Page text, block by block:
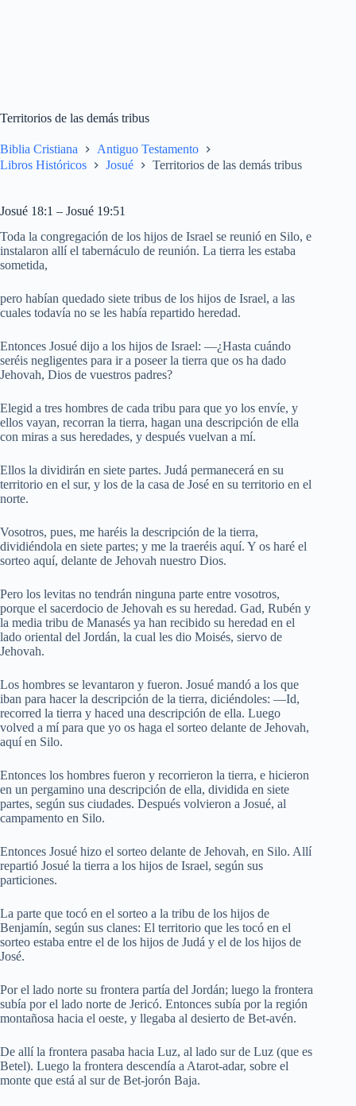
Territorios de las demás tribus
Biblia Cristiana
Antiguo Testamento
Libros Históricos
Josué Territorios de las demás tribus
Josué 18:1 – Josué 19:51
Toda la congregación de los hijos de Israel se reunió en Silo, e
instalaron allí el tabernáculo de reunión. La tierra les estaba
sometida,
pero habían quedado siete tribus de los hijos de Israel, a las
cuales todavía no se les había repartido heredad.
Entonces Josué dijo a los hijos de Israel: —¿Hasta cuándo
seréis negligentes para ir a poseer la tierra que os ha dado
Jehovah, Dios de vuestros padres?
Elegid a tres hombres de cada tribu para que yo los envíe, y
ellos vayan, recorran la tierra, hagan una descripción de ella
con miras a sus heredades, y después vuelvan a mí.
Ellos la dividirán en siete partes. Judá permanecerá en su
territorio en el sur, y los de la casa de José en su territorio en el
norte.
Vosotros, pues, me haréis la descripción de la tierra,
dividiéndola en siete partes; y me la traeréis aquí. Y os haré el
sorteo aquí, delante de Jehovah nuestro Dios.
Pero los levitas no tendrán ninguna parte entre vosotros,
porque el sacerdocio de Jehovah es su heredad. Gad, Rubén y
la media tribu de Manasés ya han recibido su heredad en el
lado oriental del Jordán, la cual les dio Moisés, siervo de
Jehovah.
Los hombres se levantaron y fueron. Josué mandó a los que
iban para hacer la descripción de la tierra, diciéndoles: —Id,
recorred la tierra y haced una descripción de ella. Luego
volved a mí para que yo os haga el sorteo delante de Jehovah,
aquí en Silo.
Entonces los hombres fueron y recorrieron la tierra, e hicieron
en un pergamino una descripción de ella, dividida en siete
partes, según sus ciudades. Después volvieron a Josué, al
campamento en Silo.
Entonces Josué hizo el sorteo delante de Jehovah, en Silo. Allí
repartió Josué la tierra a los hijos de Israel, según sus
particiones.
La parte que tocó en el sorteo a la tribu de los hijos de
Benjamín, según sus clanes: El territorio que les tocó en el
sorteo estaba entre el de los hijos de Judá y el de los hijos de
José.
Por el lado norte su frontera partía del Jordán; luego la frontera
subía por el lado norte de Jericó. Entonces subía por la región
montañosa hacia el oeste, y llegaba al desierto de Bet-avén.
De allí la frontera pasaba hacia Luz, al lado sur de Luz (que es
Betel). Luego la frontera descendía a Atarot-adar, sobre el
monte que está al sur de Bet-jorón Baja.